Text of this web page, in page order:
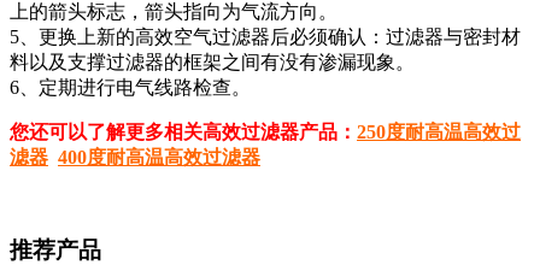
上的箭头标志，箭头指向为气流方向。
5、更换上新的高效空气过滤器后必须确认：过滤器与密封材
料以及支撑过滤器的框架之间有没有渗漏现象。
6、定期进行电气线路检查。
您还可以了解更多相关高效过滤器产品： 250度耐高温高效过
滤器 400度耐高温高效过滤器
推荐产品